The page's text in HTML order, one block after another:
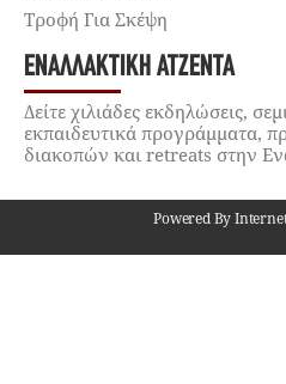
Τροφή Για Σκέψη
ΕΝΑΛΛΑΚΤΙΚΉ ΑΤΖΈΝΤΑ
Δείτε χιλιάδες εκδηλώσεις,
εκπαιδευτικά προγράμματα,
διακοπών και retreats στην
Powered By